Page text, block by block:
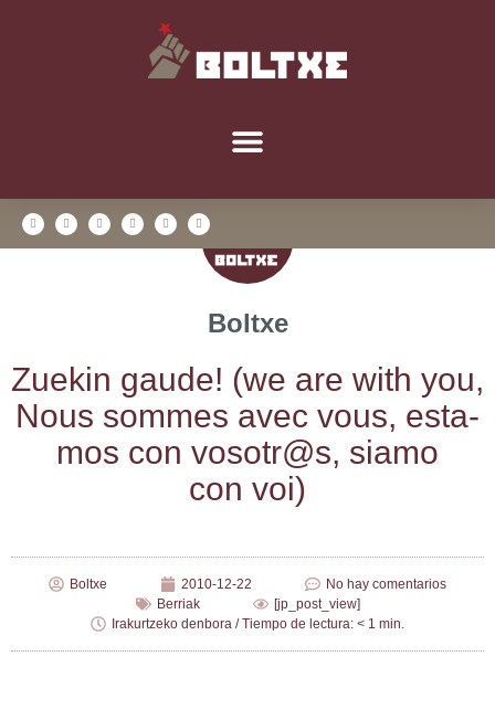
Boltxe
Zue­kin gau­de! (we are with you,
Nous som­mes avec vous, esta­
mos con vosotr@s, sia­mo
con voi)
Boltxe 2010-12-22
No hay comentarios
Berriak
[jp_post_view]
Irakurtzeko denbora / Tiempo de lectura: < 1 min.